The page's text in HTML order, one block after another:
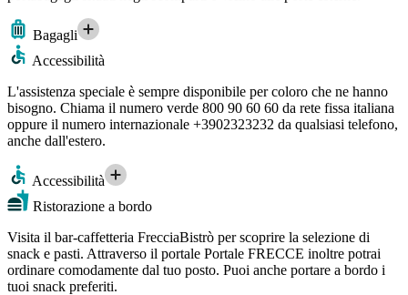
Bagagli
Accessibilità
L'assistenza speciale è sempre disponibile per coloro che ne hanno
bisogno. Chiama il numero verde 800 90 60 60 da rete fissa italiana
oppure il numero internazionale +3902323232 da qualsiasi telefono,
anche dall'estero.
Accessibilità
Ristorazione a bordo
Visita il bar-caffetteria FrecciaBistrò per scoprire la selezione di
snack e pasti. Attraverso il portale Portale FRECCE inoltre potrai
ordinare comodamente dal tuo posto. Puoi anche portare a bordo i
tuoi snack preferiti.